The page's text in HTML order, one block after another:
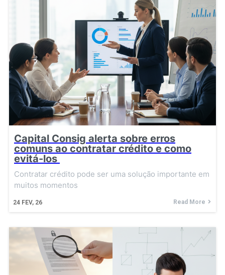
Capital Consig alerta sobre erros
comuns ao contratar crédito e como
evitá-los
24 FEV, 26
Contratar crédito pode ser uma solução importante em
muitos momentos
Read More